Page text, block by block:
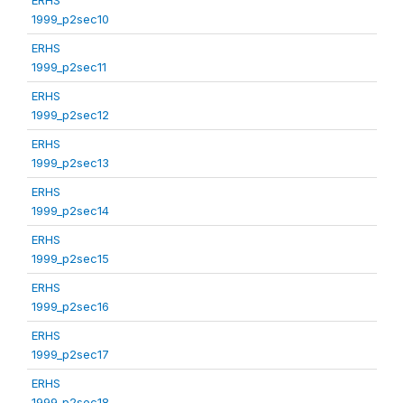
1999_p2sec10
ERHS
1999_p2sec11
ERHS
1999_p2sec12
ERHS
1999_p2sec13
ERHS
1999_p2sec14
ERHS
1999_p2sec15
ERHS
1999_p2sec16
ERHS
1999_p2sec17
ERHS